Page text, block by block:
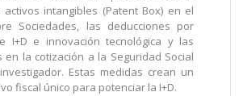
activos intangibles (Patent Box) en el
Sociedades, las deducciones por
I+D e innovación tecnológica y las
en la cotización a la Seguridad Social
Estas medidas crean un
fiscal único para potenciar la I+D.